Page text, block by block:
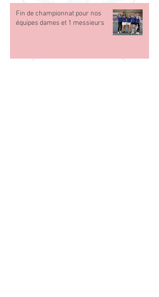
Fin de championnat pour nos
équipes dames et 1 messieurs